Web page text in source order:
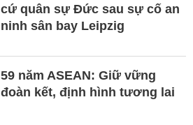
cứ quân sự Đức sau sự cố an
ninh sân bay Leipzig
59 năm ASEAN: Giữ vững
đoàn kết, định hình tương lai